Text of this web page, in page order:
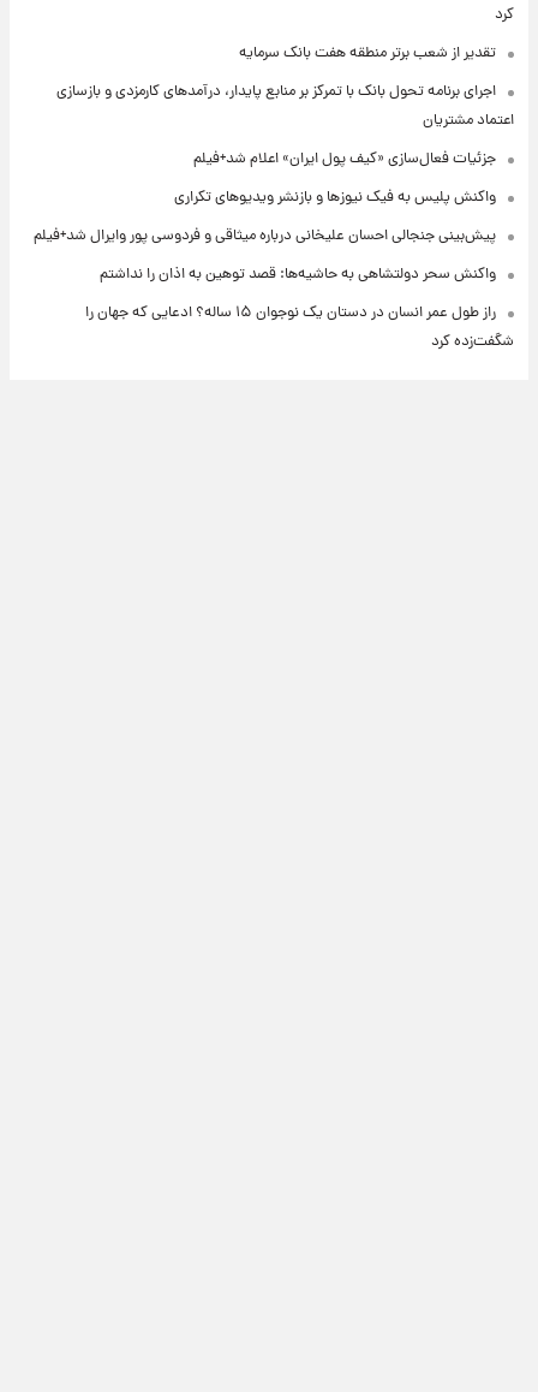
کرد
تقدیر از شعب برتر منطقه هفت بانک سرمایه
اجرای برنامه تحول بانک با تمرکز بر منابع پایدار، درآمدهای کارمزدی و بازسازی
اعتماد مشتریان
جزئیات فعال‌سازی «کیف پول ایران» اعلام شد+فیلم
واکنش پلیس به فیک نیوزها و بازنشر ویدیوهای تکراری
پیش‌بینی جنجالی احسان علیخانی درباره میثاقی و فردوسی پور وایرال شد+فیلم
واکنش سحر دولتشاهی به حاشیه‌ها: قصد توهین به اذان را نداشتم
راز طول عمر انسان در دستان یک نوجوان ۱۵ ساله؟ ادعایی که جهان را
شگفت‌زده کرد